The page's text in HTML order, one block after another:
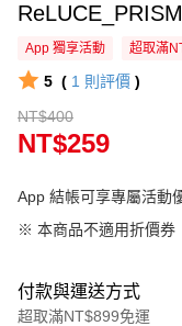
App 獨享活動 超取滿
5 ( 1 則評價 )
NT$400
NT$259
App 結帳可享專屬活動
※ 本商品不適用折價券
付款與運送方式
超取滿NT$899免運